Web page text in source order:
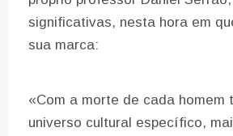
significativas, nesta hora em
sua marca:
«Com a morte de cada homem
universo cultural específico,